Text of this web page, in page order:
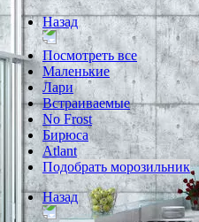
Назад
Посмотреть все
Маленькие
Лари
Встраиваемые
No Frost
Бирюса
Atlant
Подобрать морозильник
Назад